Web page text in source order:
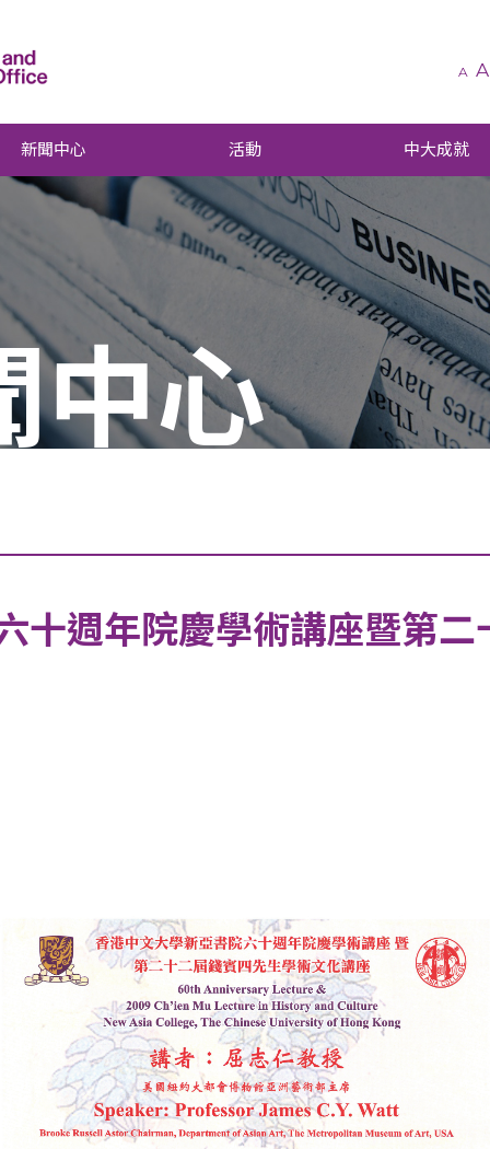
A A
新聞中心 活動 中大成就
中心
十週年院慶學術講座暨第